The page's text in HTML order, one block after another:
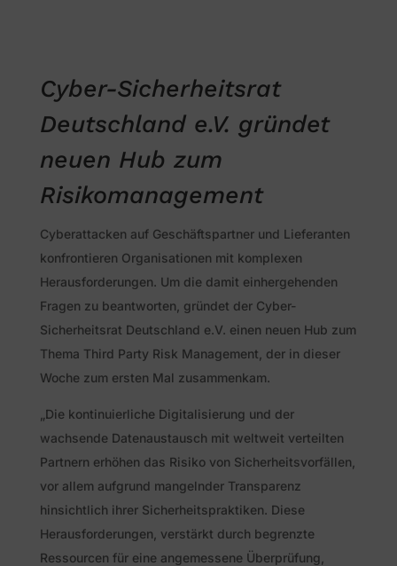
Cyber-Sicherheitsrat
Deutschland e.V. gründet
neuen Hub zum
Risikomanagement
Cyberattacken auf Geschäftspartner und Lieferanten
konfrontieren Organisationen mit komplexen
Herausforderungen. Um die damit einhergehenden
Fragen zu beantworten, gründet der Cyber-
Sicherheitsrat Deutschland e.V. einen neuen Hub zum
Thema Third Party Risk Management, der in dieser
Woche zum ersten Mal zusammenkam.
„Die kontinuierliche Digitalisierung und der
wachsende Datenaustausch mit weltweit verteilten
Partnern erhöhen das Risiko von Sicherheitsvorfällen,
vor allem aufgrund mangelnder Transparenz
hinsichtlich ihrer Sicherheitspraktiken. Diese
Herausforderungen, verstärkt durch begrenzte
Ressourcen für eine angemessene Überprüfung,